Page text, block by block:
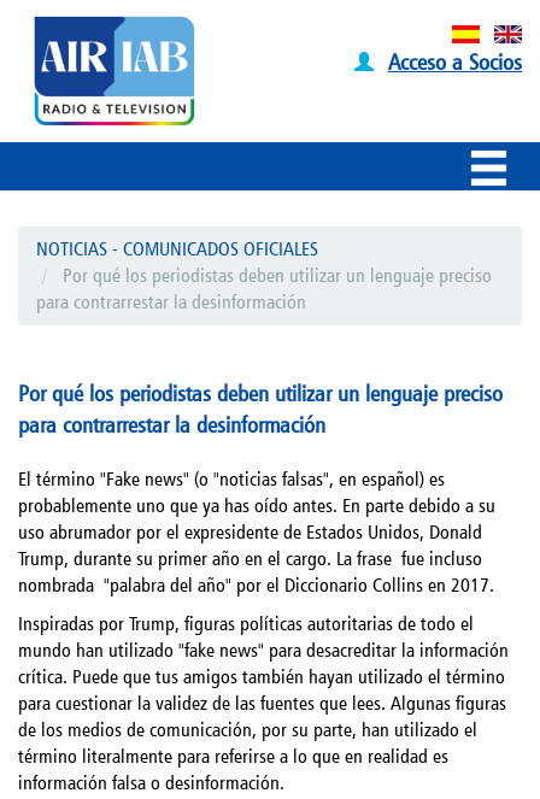
Acceso a Socios
NOTICIAS - COMUNICADOS OFICIALES
Por qué los periodistas deben utilizar un lenguaje preciso
para contrarrestar la desinformación
Por qué los periodistas deben utilizar un lenguaje preciso
para contrarrestar la desinformación
El término "Fake news" (o "noticias falsas", en español) es
probablemente uno que ya has oído antes. En parte debido a su
uso abrumador por el expresidente de Estados Unidos, Donald
Trump, durante su primer año en el cargo. La frase fue incluso
nombrada "palabra del año" por el Diccionario Collins en 2017.
Inspiradas por Trump, figuras políticas autoritarias de todo el
mundo han utilizado "fake news" para desacreditar la información
crítica. Puede que tus amigos también hayan utilizado el término
para cuestionar la validez de las fuentes que lees. Algunas figuras
de los medios de comunicación, por su parte, han utilizado el
término literalmente para referirse a lo que en realidad es
información falsa o desinformación.